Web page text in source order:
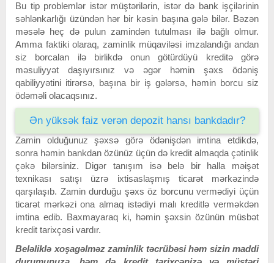
Bu tip problemlər istər müştərilərin, istər də bank işçilərinin
səhlənkarlığı üzündən hər bir kəsin başına gələ bilər. Bəzən
məsələ heç də pulun zamindən tutulması ilə bağlı olmur.
Amma faktiki olaraq, zaminlik müqaviləsi imzalandığı andan
siz borcalan ilə birlikdə onun götürdüyü kreditə görə
məsuliyyət daşıyırsınız və əgər həmin şəxs ödəniş
qabiliyyətini itirərsə, başına bir iş gələrsə, həmin borcu siz
ödəməli olacaqsınız.
Ən yüksək faiz verən depozit hansı bankdadır?
Zamin olduğunuz şəxsə görə ödənişdən imtina etdikdə,
sonra həmin bankdan özünüz üçün də kredit almaqda çətinlik
çəkə bilərsiniz. Digər tanışım isə belə bir halla məişət
texnikası satışı üzrə ixtisaslaşmış ticarət mərkəzində
qarşılaşıb. Zamin durduğu şəxs öz borcunu vermədiyi üçün
ticarət mərkəzi ona almaq istədiyi malı kreditlə verməkdən
imtina edib. Baxmayaraq ki, həmin şəxsin özünün müsbət
kredit tarixçəsi vardır.
Beləliklə xoşagəlməz zaminlik təcrübəsi həm sizin maddi